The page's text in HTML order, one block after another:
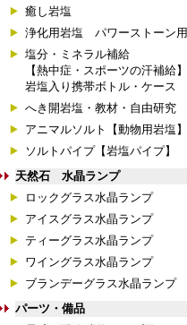
癒し岩塩
浄化用岩塩 パワーストーン用
塩分・ミネラル補給
【熱中症・スポーツの汗補給】
岩塩入り携帯ボトル・ケース
へき開岩塩・教材・自由研究
アニマルソルト【動物用岩塩】
ソルトパイプ【岩塩パイプ】
天然石 水晶ランプ
ロックグラス水晶ランプ
アイスグラス水晶ランプ
ティーグラス水晶ランプ
ワイングラス水晶ランプ
ブランデーグラス水晶ランプ
パーツ・備品